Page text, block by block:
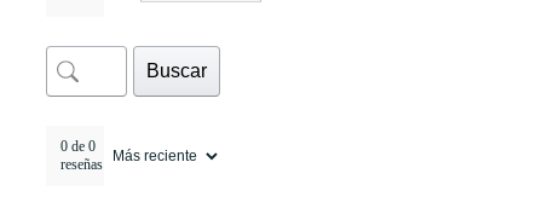
Buscar
0 de 0
reseñas